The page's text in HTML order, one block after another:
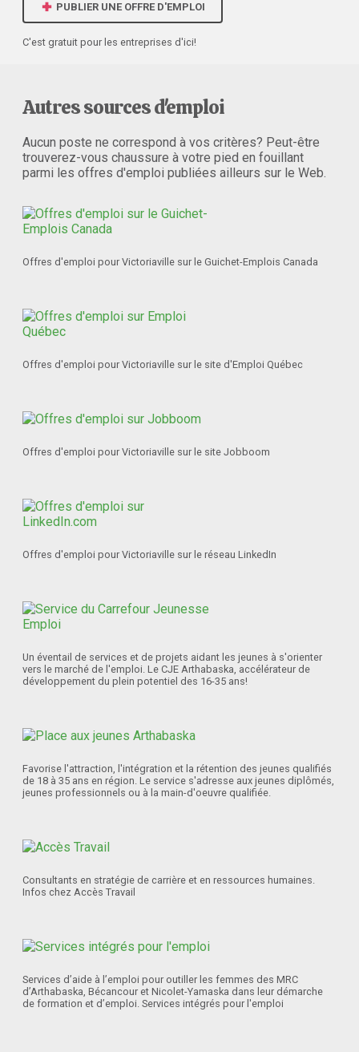
PUBLIER UNE OFFRE D'EMPLOI
C'est gratuit pour les entreprises d'ici!
Autres sources d'emploi
Aucun poste ne correspond à vos critères? Peut-être
trouverez-vous chaussure à votre pied en fouillant
parmi les offres d'emploi publiées ailleurs sur le Web.
Offres d'emploi pour Victoriaville sur le Guichet-Emplois Canada
Offres d'emploi pour Victoriaville sur le site d'Emploi Québec
Offres d'emploi pour Victoriaville sur le site Jobboom
Offres d'emploi pour Victoriaville sur le réseau LinkedIn
Un éventail de services et de projets aidant les jeunes à s'orienter
vers le marché de l'emploi. Le CJE Arthabaska, accélérateur de
développement du plein potentiel des 16-35 ans!
Favorise l'attraction, l'intégration et la rétention des jeunes qualifiés
de 18 à 35 ans en région. Le service s'adresse aux jeunes diplômés,
jeunes professionnels ou à la main-d'oeuvre qualifiée.
Consultants en stratégie de carrière et en ressources humaines.
Infos chez Accès Travail
Services d’aide à l’emploi pour outiller les femmes des MRC
d’Arthabaska, Bécancour et Nicolet-Yamaska dans leur démarche
de formation et d’emploi. Services intégrés pour l'emploi